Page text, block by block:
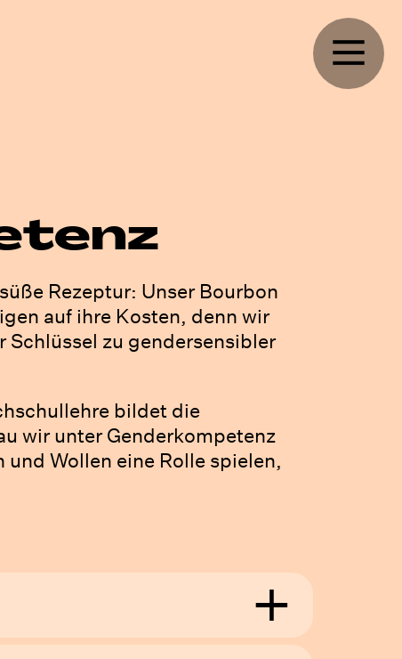
Rezeptur: Unser Bourbon
auf ihre Kosten, denn wir
Schlüssel zu gendersensibler
bildet die
wir unter Genderkompetenz
Wollen eine Rolle spielen,